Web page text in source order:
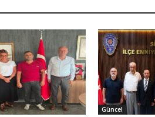
Güncel